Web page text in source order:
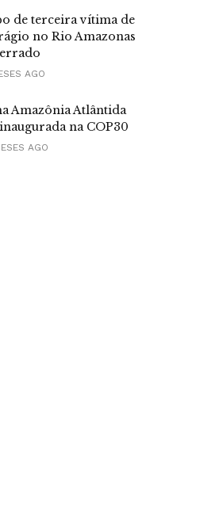
de terceira vítima de
no Rio Amazonas
AGO
Amazônia Atlântida
na COP30
AGO